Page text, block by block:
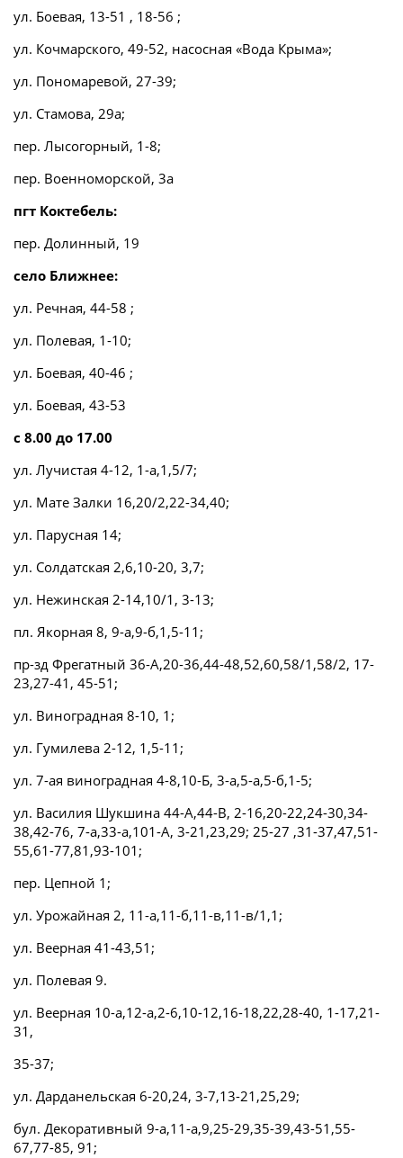
ул. Боевая, 13-51 , 18-56 ;
ул. Кочмарского, 49-52, насосная «Вода Крыма»;
ул. Пономаревой, 27-39;
ул. Стамова, 29а;
пер. Лысогорный, 1-8;
пер. Военноморской, 3а
пгт Коктебель:
пер. Долинный, 19
село Ближнее:
ул. Речная, 44-58 ;
ул. Полевая, 1-10;
ул. Боевая, 40-46 ;
ул. Боевая, 43-53
с 8.00 до 17.00
ул. Лучистая 4-12, 1-а,1,5/7;
ул. Мате Залки 16,20/2,22-34,40;
ул. Парусная 14;
ул. Солдатская 2,6,10-20, 3,7;
ул. Нежинская 2-14,10/1, 3-13;
пл. Якорная 8, 9-а,9-б,1,5-11;
пр-зд Фрегатный 36-А,20-36,44-48,52,60,58/1,58/2, 17-
23,27-41, 45-51;
ул. Виноградная 8-10, 1;
ул. Гумилева 2-12, 1,5-11;
ул. 7-ая виноградная 4-8,10-Б, 3-а,5-а,5-б,1-5;
ул. Василия Шукшина 44-А,44-В, 2-16,20-22,24-30,34-
38,42-76, 7-а,33-а,101-А, 3-21,23,29; 25-27 ,31-37,47,51-
55,61-77,81,93-101;
пер. Цепной 1;
ул. Урожайная 2, 11-а,11-б,11-в,11-в/1,1;
ул. Веерная 41-43,51;
ул. Полевая 9.
ул. Веерная 10-а,12-а,2-6,10-12,16-18,22,28-40, 1-17,21-
31,
35-37;
ул. Дарданельская 6-20,24, 3-7,13-21,25,29;
бул. Декоративный 9-а,11-а,9,25-29,35-39,43-51,55-
67,77-85, 91;